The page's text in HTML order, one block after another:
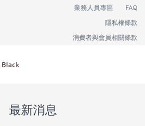
業務人員專區
FAQ
隱私權條款
消費者與會員相關條款
最新消息